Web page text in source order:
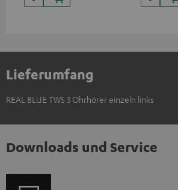
Lieferumfang
REAL BLUE TWS 3 Ohrhörer einzeln links
Downloads und Service